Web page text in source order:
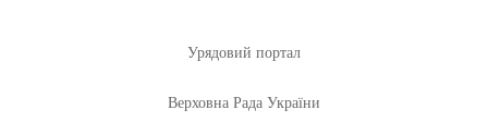
Урядовий портал
Верховна Рада України